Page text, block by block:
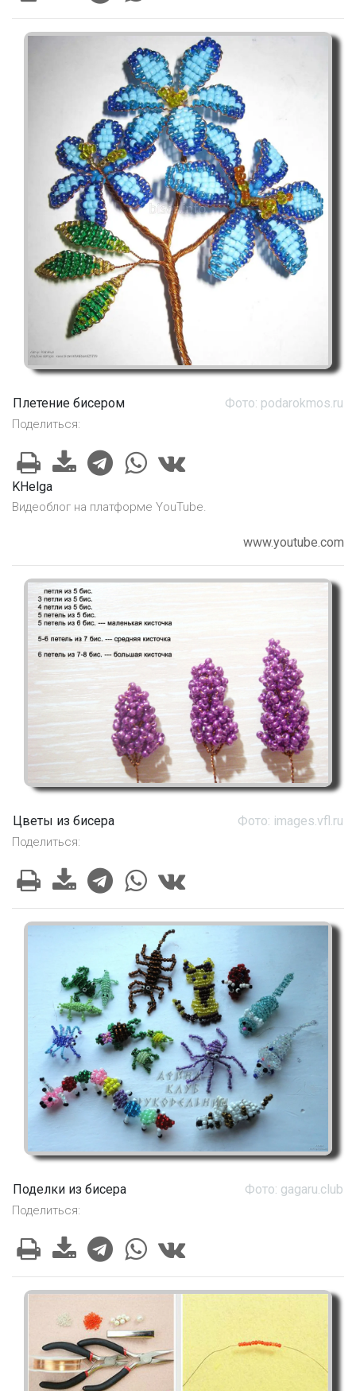
Плетение бисером Фото: podarokmos.ru
Поделиться:
KHelga
Видеоблог на платформе YouTube.
www.youtube.com
Цветы из бисера Фото: images.vfl.ru
Поделиться:
Поделки из бисера Фото: gagaru.club
Поделиться: